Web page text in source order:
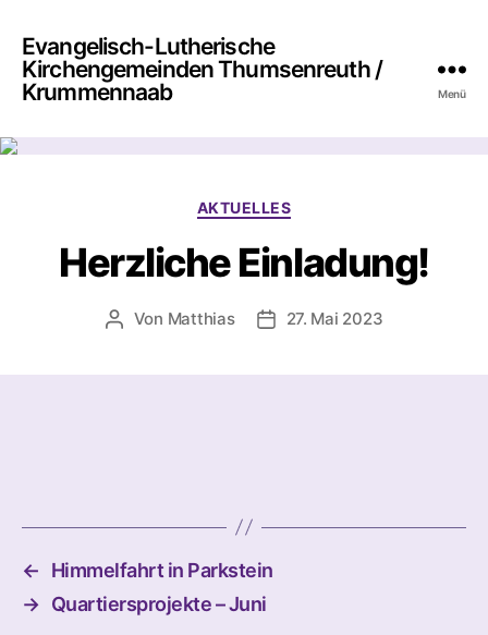
Evangelisch-Lutherische
Kirchengemeinden Thumsenreuth /
Krummennaab
Menü
Kategorien
AKTUELLES
Herzliche Einladung!
Beitragsautor
Von Matthias Beitragsdatum
27. Mai 2023
←
Himmelfahrt in Parkstein
→ Quartiersprojekte – Juni